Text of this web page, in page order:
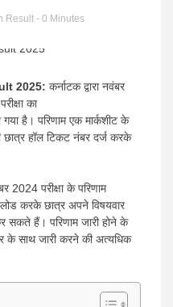
Result - 0 Minutes
2025: कर्नाटक द्वारा नवंबर
का
गया है। परिणाम एक मार्कशीट के
छात्र हॉल टिकट नंबर दर्ज करके
2024 परीक्षा के परिणाम
करके छात्र अपने विषयवार
सकते हैं। परिणाम जारी होने के
के साथ जारी करने की अत्यधिक